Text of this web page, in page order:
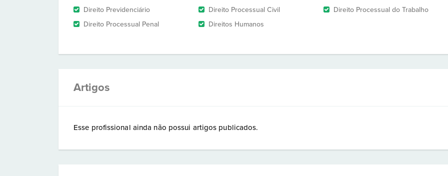
Direito Previdenciário
Direito Processual Civil
Direito Processual do Trabalho
Direito Processual Penal
Direitos Humanos
Artigos
Esse profissional ainda não possui artigos publicados.